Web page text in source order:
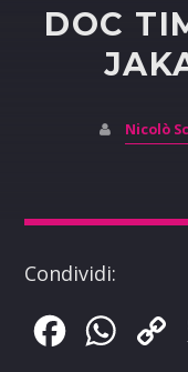
DOC
Nicolò
Condividi:
Facebook